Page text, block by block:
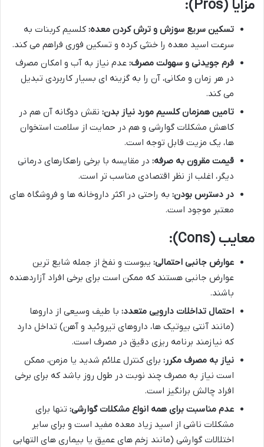
مزایا (Pros):
تسکین سریع سوزش و ترش کردن معده: کلسیم کربنات به
سرعت اسید معده را خنثی کرده و تسکین فوری فراهم می کند.
فرم جویدنی و سهولت مصرف: عدم نیاز به آب و امکان مصرف
در هر زمان و مکانی، آن را به گزینه ای بسیار کاربردی تبدیل
می کند.
تامین همزمان کلسیم مورد نیاز بدن: نقش دوگانه آن هم در
کاهش مشکلات گوارشی و هم در حمایت از سلامت استخوان
ها، یک مزیت قابل توجه است.
قیمت مقرون به صرفه: در مقایسه با برخی راهکارهای درمانی
دیگر، اغلب از نظر اقتصادی مناسب تر است.
در دسترس بودن: به راحتی در اکثر داروخانه ها و فروشگاه های
معتبر موجود است.
معایب (Cons):
عوارض جانبی احتمالی: یبوست و نفخ از جمله شایع ترین
عوارض جانبی هستند که ممکن است برای برخی افراد آزاردهنده
باشند.
احتمال تداخلات دارویی متعدد: با طیف وسیعی از داروها
(مانند آنتی بیوتیک ها، داروهای تیروئید و آهن) تداخل دارد
که نیازمند برنامه ریزی دقیق در مصرف است.
نیاز به مصرف مکرر: برای کنترل علائم شدید یا مزمن، ممکن
است نیاز به مصرف چند نوبت در طول روز باشد که برای برخی
افراد چالش برانگیز است.
عدم مناسبت برای همه انواع مشکلات گوارشی: تنها برای
مشکلات ناشی از اسید زیاد معده مفید است و برای سایر
اختلالات گوارشی (مانند زخم های عمیق یا بیماری های التهابی